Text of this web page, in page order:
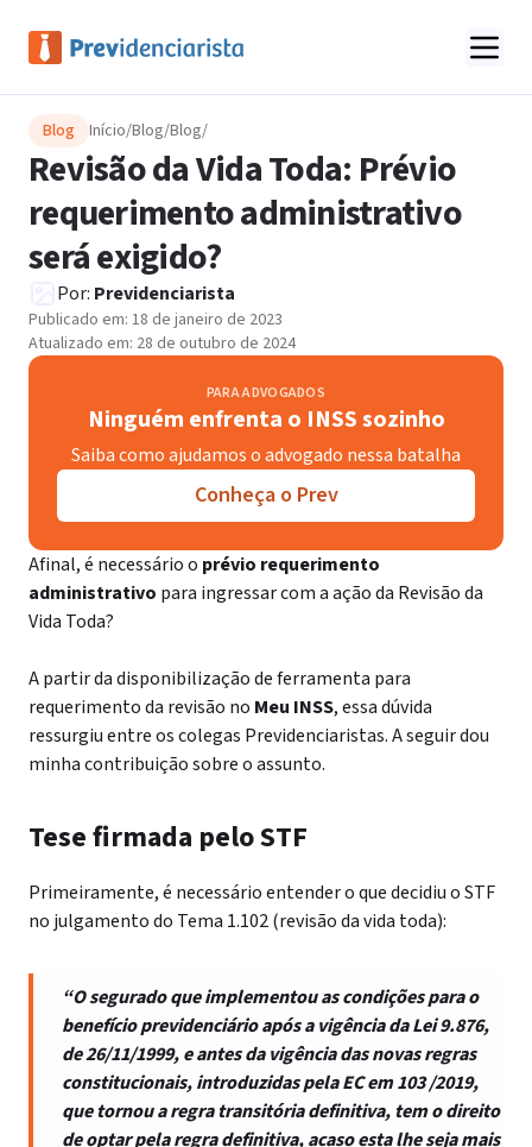
Blog Início/Blog/Blog/
Revisão da Vida Toda: Prévio
requerimento administrativo
será exigido?
Por: Previdenciarista
Publicado em: 18 de janeiro de 2023
Atualizado em: 28 de outubro de 2024
PARA ADVOGADOS
Ninguém enfrenta o INSS sozinho
Saiba como ajudamos o advogado nessa batalha
Conheça o Prev
Afinal, é necessário o prévio requerimento
administrativo para ingressar com a ação da Revisão da
Vida Toda?
A partir da disponibilização de ferramenta para
requerimento da revisão no Meu INSS, essa dúvida
ressurgiu entre os colegas Previdenciaristas. A seguir dou
minha contribuição sobre o assunto.
Tese firmada pelo STF
Primeiramente, é necessário entender o que decidiu o STF
no julgamento do Tema 1.102 (revisão da vida toda):
“O segurado que implementou as condições para o
benefício previdenciário após a vigência da Lei 9.876,
de 26/11/1999, e antes da vigência das novas regras
constitucionais, introduzidas pela EC em 103 /2019,
que tornou a regra transitória definitiva, tem o direito
de optar pela regra definitiva, acaso esta lhe seja mais